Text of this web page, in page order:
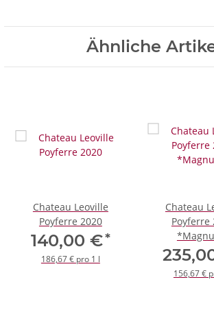
Ähnliche
Chateau Leoville
Poyferre 2020
140,00 €*
186,67 € pro 1 l
Chateau
Poyferre
156,67 €